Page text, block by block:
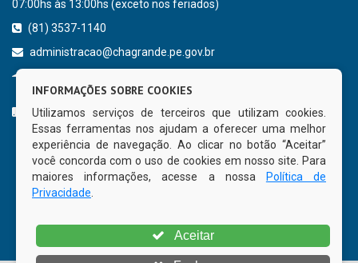
07:00hs às 13:00hs (exceto nos feriados)
(81) 3537-1140
administracao@chagrande.pe.gov.br
CURTA NOSSA FAN PAGE
INFORMAÇÕES SOBRE COOKIES
Utilizamos serviços de terceiros que utilizam cookies.
Essas ferramentas nos ajudam a oferecer uma melhor
experiência de navegação. Ao clicar no botão “Aceitar”
você concorda com o uso de cookies em nosso site. Para
maiores informações, acesse a nossa
Política de
Privacidade
Aceitar